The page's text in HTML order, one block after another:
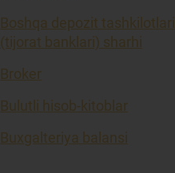
Boshqa depozit tashkilotlari
(tijorat banklari) sharhi
Broker
Bulutli hisob-kitoblar
Buxgalteriya balansi